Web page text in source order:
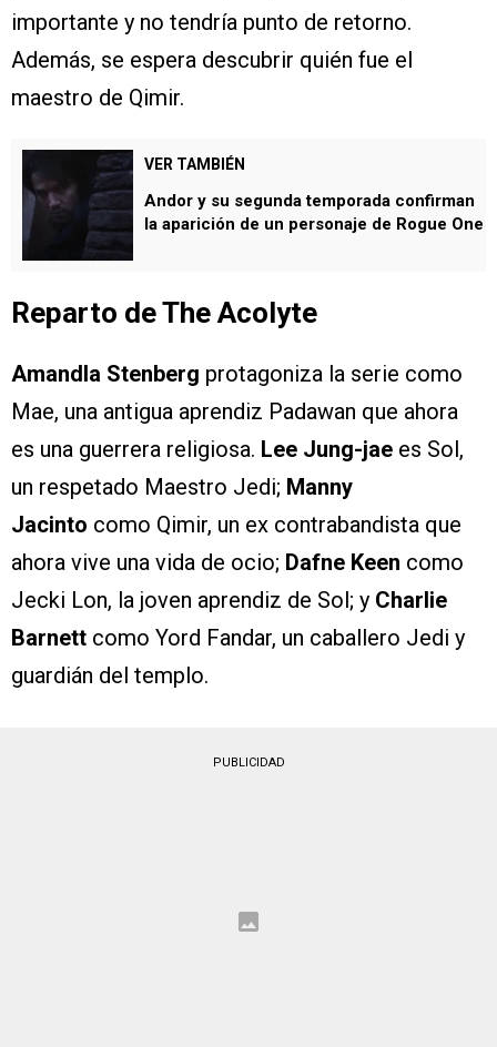
importante y no tendría punto de retorno.
Además, se espera descubrir quién fue el
maestro de Qimir.
VER TAMBIÉN
Andor y su segunda temporada confirman
la aparición de un personaje de Rogue One
Reparto de The Acolyte
Amandla Stenberg protagoniza la serie como
Mae, una antigua aprendiz Padawan que ahora
es una guerrera religiosa. Lee Jung-jae es Sol,
un respetado Maestro Jedi; Manny
Jacinto como Qimir, un ex contrabandista que
ahora vive una vida de ocio; Dafne Keen como
Jecki Lon, la joven aprendiz de Sol; y Charlie
Barnett como Yord Fandar, un caballero Jedi y
guardián del templo.
PUBLICIDAD